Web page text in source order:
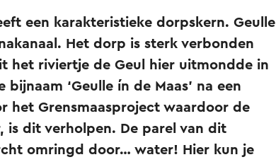
een karakteristieke dorpskern. Geulle
Het dorp is sterk verbonden
het riviertje de Geul hier uitmondde in
‘Geulle ín de Maas’ na een
het Grensmaasproject waardoor de
is dit verholpen. De parel van dit
omringd door… water! Hier kun je